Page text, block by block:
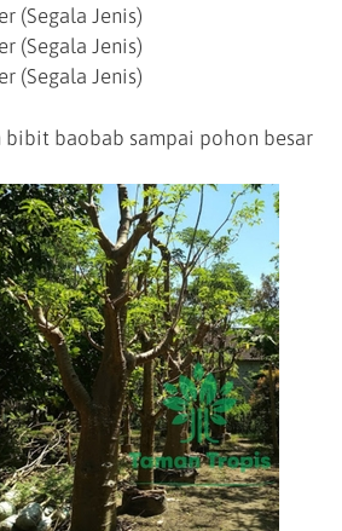
(Segala Jenis)
(Segala Jenis)
(Segala Jenis)
bibit baobab sampai pohon besar